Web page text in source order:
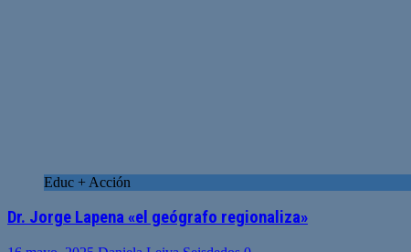
Educ + Acción
Dr. Jorge Lapena «el geógrafo regionaliza»